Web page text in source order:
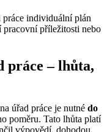
práce individuální plán
pracovní příležitosti nebo
práce – lhůta,
úřad práce je nutné do
poměru. Tato lhůta platí